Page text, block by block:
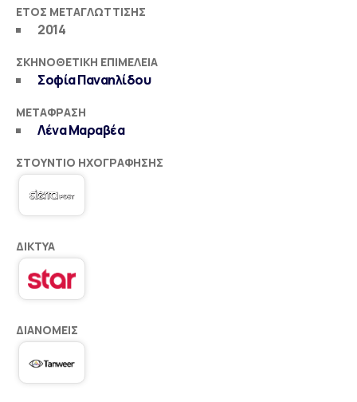
ΈΤΟΣ ΜΕΤΑΓΛΏΤΤΙΣΗΣ
2014
ΣΚΗΝΟΘΕΤΙΚΉ ΕΠΙΜΈΛΕΙΑ
Σοφία Παναηλίδου
ΜΕΤΆΦΡΑΣΗ
Λένα Μαραβέα
ΣΤΟΎΝΤΙΟ ΗΧΟΓΡΆΦΗΣΗΣ
ΔΊΚΤΥΑ
ΔΙΑΝΟΜΕΊΣ